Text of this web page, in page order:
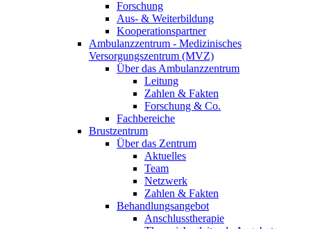
Forschung
Aus- & Weiterbildung
Kooperationspartner
Ambulanzzentrum - Medizinisches
Versorgungszentrum (MVZ)
Über das Ambulanzzentrum
Leitung
Zahlen & Fakten
Forschung & Co.
Fachbereiche
Brustzentrum
Über das Zentrum
Aktuelles
Team
Netzwerk
Zahlen & Fakten
Behandlungsangebot
Anschlusstherapie